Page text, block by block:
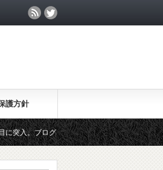
護方針
ブログのアクセス数が月間25万PV、公開記
の集中力が10倍アップする秘訣」は、2018